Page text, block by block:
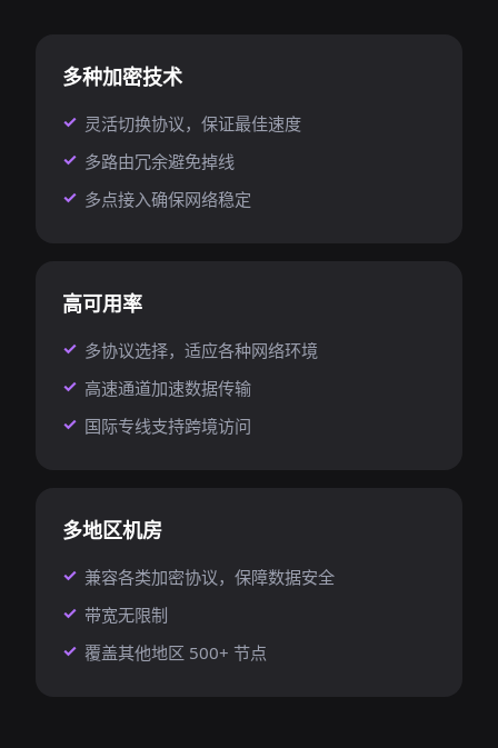
多种加密技术
灵活切换协议，保证最佳速度
多路由冗余避免掉线
多点接入确保网络稳定
高可用率
多协议选择，适应各种网络环境
高速通道加速数据传输
国际专线支持跨境访问
多地区机房
兼容各类加密协议，保障数据安全
带宽无限制
覆盖其他地区 500+ 节点